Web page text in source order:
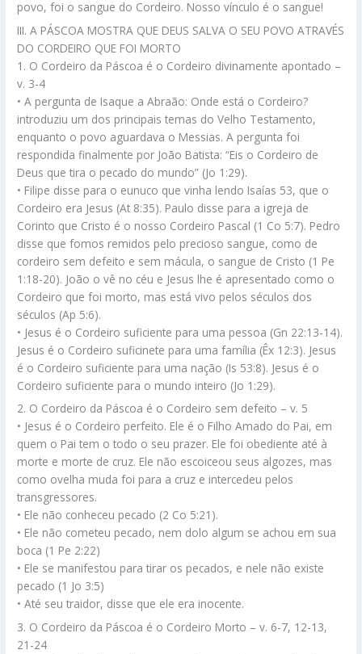
povo, foi o sangue do Cordeiro. Nosso vínculo é o sangue!
III. A PÁSCOA MOSTRA QUE DEUS SALVA O SEU POVO ATRAVÉS
DO CORDEIRO QUE FOI MORTO
1. O Cordeiro da Páscoa é o Cordeiro divinamente apontado –
v. 3-4
• A pergunta de Isaque a Abraão: Onde está o Cordeiro?
introduziu um dos principais temas do Velho Testamento,
enquanto o povo aguardava o Messias. A pergunta foi
respondida finalmente por João Batista: “Eis o Cordeiro de
Deus que tira o pecado do mundo” (Jo 1:29).
• Filipe disse para o eunuco que vinha lendo Isaías 53, que o
Cordeiro era Jesus (At 8:35). Paulo disse para a igreja de
Corinto que Cristo é o nosso Cordeiro Pascal (1 Co 5:7). Pedro
disse que fomos remidos pelo precioso sangue, como de
cordeiro sem defeito e sem mácula, o sangue de Cristo (1 Pe
1:18-20). João o vê no céu e Jesus lhe é apresentado como o
Cordeiro que foi morto, mas está vivo pelos séculos dos
séculos (Ap 5:6).
• Jesus é o Cordeiro suficiente para uma pessoa (Gn 22:13-14).
Jesus é o Cordeiro suficinete para uma família (Êx 12:3). Jesus
é o Cordeiro suficiente para uma nação (Is 53:8). Jesus é o
Cordeiro suficiente para o mundo inteiro (Jo 1:29).
2. O Cordeiro da Páscoa é o Cordeiro sem defeito – v. 5
• Jesus é o Cordeiro perfeito. Ele é o Filho Amado do Pai, em
quem o Pai tem o todo o seu prazer. Ele foi obediente até à
morte e morte de cruz. Ele não escoiceou seus algozes, mas
como ovelha muda foi para a cruz e intercedeu pelos
transgressores.
• Ele não conheceu pecado (2 Co 5:21).
• Ele não cometeu pecado, nem dolo algum se achou em sua
boca (1 Pe 2:22)
• Ele se manifestou para tirar os pecados, e nele não existe
pecado (1 Jo 3:5)
• Até seu traidor, disse que ele era inocente.
3. O Cordeiro da Páscoa é o Cordeiro Morto – v. 6-7, 12-13,
21-24